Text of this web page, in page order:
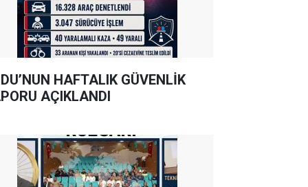
HAFTALIK GÜVENLİK
AÇIKLANDI